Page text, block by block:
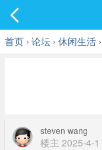
首页 › 论坛 › 休闲生活 ›
steven wang
楼主 2025-4-1